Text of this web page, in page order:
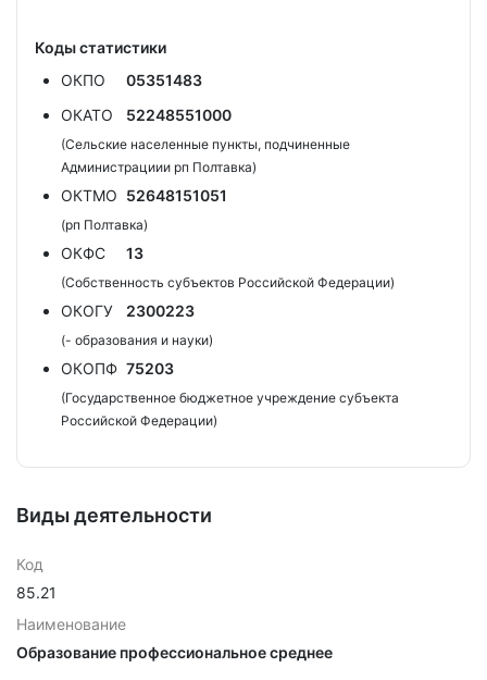
Коды статистики
ОКПО
05351483
ОКАТО
52248551000
(Сельские населенные пункты, подчиненные
Администрациии рп Полтавка)
ОКТМО 52648151051
(рп Полтавка)
ОКФС 13
(Собственность субъектов Российской Федерации)
ОКОГУ 2300223
(- образования и науки)
ОКОПФ 75203
(Государственное бюджетное учреждение субъекта
Российской Федерации)
Виды деятельности
Код
85.21
Наименование
Образование профессиональное среднее